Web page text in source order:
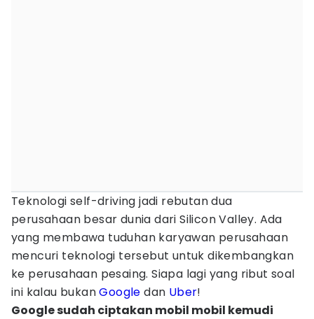
Teknologi self-driving jadi rebutan dua
perusahaan besar dunia dari Silicon Valley. Ada
yang membawa tuduhan karyawan perusahaan
mencuri teknologi tersebut untuk dikembangkan
ke perusahaan pesaing. Siapa lagi yang ribut soal
ini kalau bukanGoogle dan Uber!
Google sudah ciptakan mobil mobil kemudi